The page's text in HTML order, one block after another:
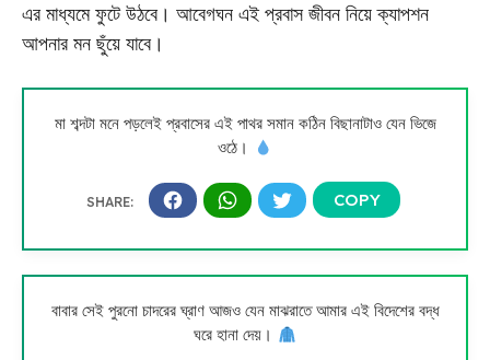
এর মাধ্যমে ফুটে উঠবে। আবেগঘন এই প্রবাস জীবন নিয়ে ক্যাপশন
আপনার মন ছুঁয়ে যাবে।
মা শব্দটা মনে পড়লেই প্রবাসের এই পাথর সমান কঠিন বিছানাটাও যেন ভিজে
ওঠে।
বাবার সেই পুরনো চাদরের ঘ্রাণ আজও যেন মাঝরাতে আমার এই বিদেশের বদ্ধ
ঘরে হানা দেয়।